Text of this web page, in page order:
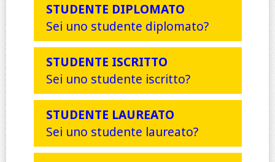
STUDENTE DIPLOMATO
Sei uno studente diplomato?
STUDENTE ISCRITTO
Sei uno studente iscritto?
STUDENTE LAUREATO
Sei uno studente laureato?